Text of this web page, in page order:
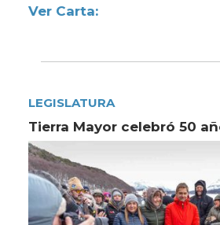
Ver Carta:
LEGISLATURA
Tierra Mayor celebró 50